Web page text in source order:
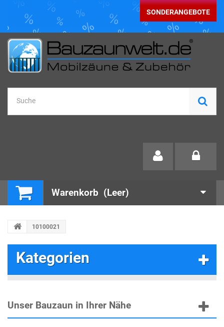
SONDERANGEBOTE
Warenkorb (Leer)
10100021
Kategorien
Unser Bauzaun in Ihrer Nähe